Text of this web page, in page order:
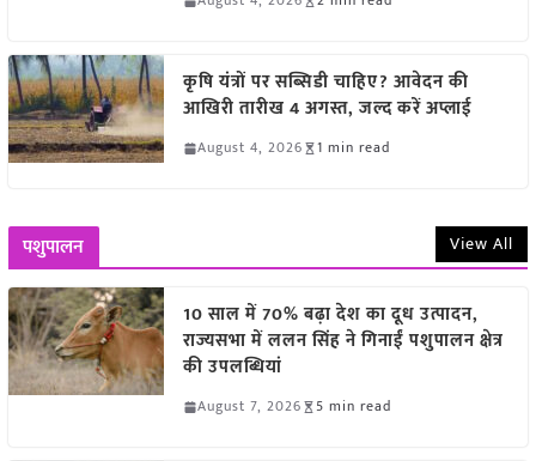
कृषि यंत्रों पर सब्सिडी चाहिए? आवेदन की
आखिरी तारीख 4 अगस्त, जल्द करें अप्लाई
August 4, 2026 1 min read
पशुपालन View All
10 साल में 70% बढ़ा देश का दूध उत्पादन,
राज्यसभा में ललन सिंह ने गिनाईं पशुपालन क्षेत्र
की उपलब्धियां
August 7, 2026 5 min read